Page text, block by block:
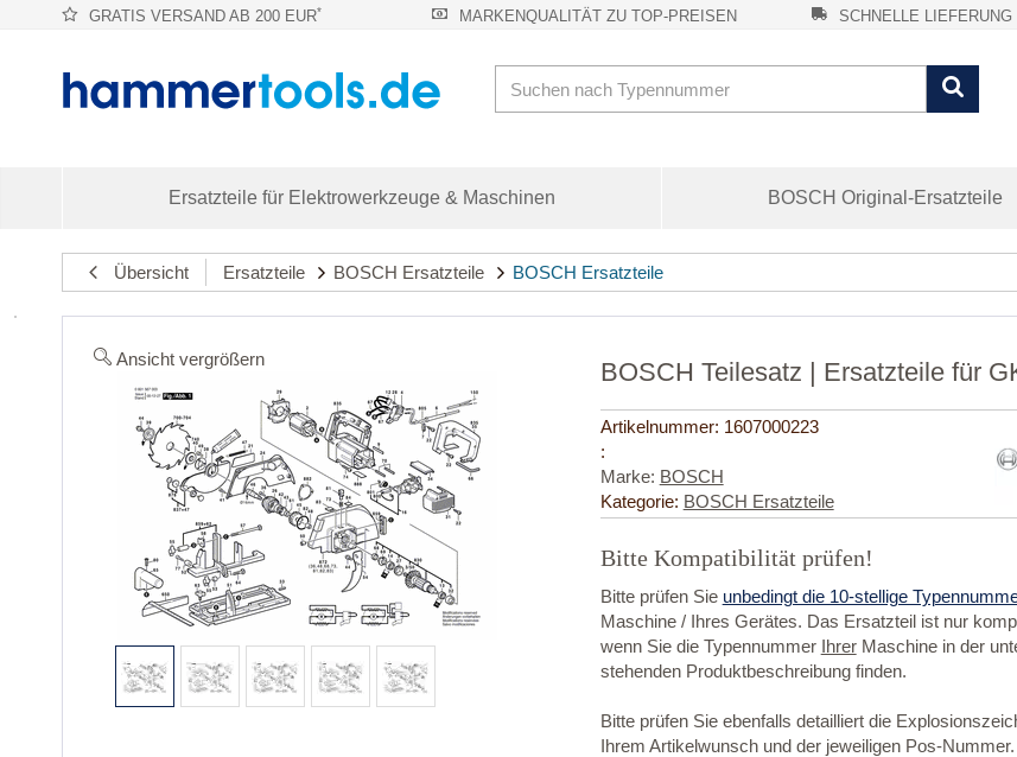
GRATIS VERSAND AB 200 EUR* MARKENQUALITÄT ZU TOP-PREISEN SCHNELLE LIEFERUNG
Ersatzteile für Elektrowerkzeuge & Maschinen BOSCH Original-Ersatzteile
Übersicht Ersatzteile BOSCH Ersatzteile BOSCH Ersatzteile
Ansicht vergrößern BOSCH Teilesatz | Ersatzteile für
Artikelnummer: 1607000223
:
Marke: BOSCH
Kategorie: BOSCH Ersatzteile
Bitte Kompatibilität prüfen!
Bitte prüfen Sie unbedingt die 10-stellige
Maschine / Ihres Gerätes. Das Ersatzteil ist nur
wenn Sie die Typennummer IhrerMaschine in der
stehenden Produktbeschreibung finden.
Bitte prüfen Sie ebenfalls detailliert die
Ihrem Artikelwunsch und der jeweiligen Pos-Nummer.